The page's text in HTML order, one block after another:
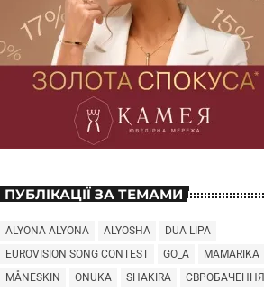
ПУБЛІКАЦІЇ ЗА ТЕМАМИ
ALYONA ALYONA ALYOSHA
DUA LIPA
EUROVISION SONG CONTEST
GO_A
MAMARIKA
MÅNESKIN
ONUKA SHAKIRA
ЄВРОБАЧЕННЯ